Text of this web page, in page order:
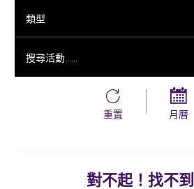
類型
重置 月曆
對不起！找不